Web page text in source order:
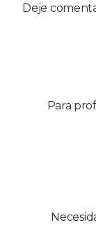
Deje
Para